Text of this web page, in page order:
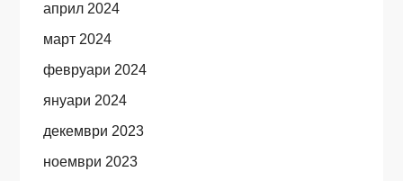
април 2024
март 2024
февруари 2024
януари 2024
декември 2023
ноември 2023